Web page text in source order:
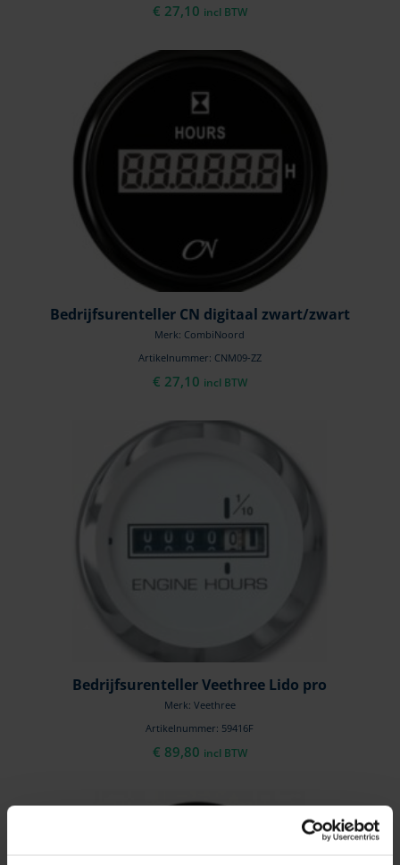
€ 27,10 incl BTW
Bedrijfsurenteller CN digitaal zwart/zwart
Merk: CombiNoord
Artikelnummer: CNM09-ZZ
€ 27,10 incl BTW
Bedrijfsurenteller Veethree Lido pro
Merk: Veethree
Artikelnummer: 59416F
€ 89,80 incl BTW